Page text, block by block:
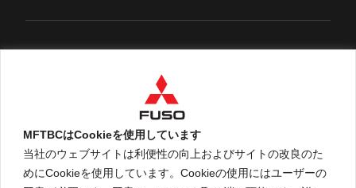
MFTBCはCookieを使用しています
当社のウェブサイトは利便性の向上およびサイトの改良のた
めにCookieを使用しています。Cookieの使用にはユーザーの